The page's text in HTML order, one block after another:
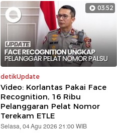
03:52
detikUpdate
Video: Korlantas Pakai Face
Recognition, 16 Ribu
Pelanggaran Pelat Nomor
Terekam ETLE
Selasa, 04 Agu 2026 21:00 WIB